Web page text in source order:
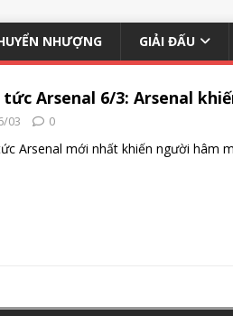
NHƯỢNG GIẢI ĐẤU
tức Arsenal 6/3: Arsenal
03 0
Arsenal mới nhất khiến người hâm